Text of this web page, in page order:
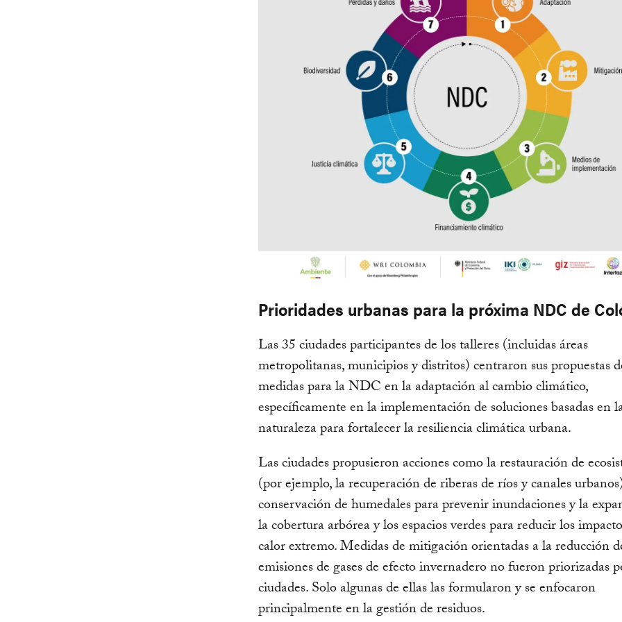
Prioridades urbanas para la próxima NDC de
Las 35 ciudades participantes de los talleres (incluidas áreas
metropolitanas, municipios y distritos) centraron sus propuestas
medidas para la NDC en la adaptación al cambio climático,
específicamente en la implementación de soluciones basadas en
naturaleza para fortalecer la resiliencia climática urbana.
Las ciudades propusieron acciones como la restauración de
(por ejemplo, la recuperación de riberas de ríos y canales
conservación de humedales para prevenir inundaciones y la
la cobertura arbórea y los espacios verdes para reducir los
calor extremo. Medidas de mitigación orientadas a la reducción
emisiones de gases de efecto invernadero no fueron priorizadas
ciudades. Solo algunas de ellas las formularon y se enfocaron
principalmente en la gestión de residuos.